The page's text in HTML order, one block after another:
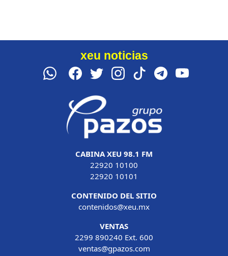
xeu noticias
CABINA XEU 98.1 FM
22920 10100
22920 10101
CONTENIDO DEL SITIO
contenidos@xeu.mx
VENTAS
2299 890240 Ext. 600
ventas@gpazos.com